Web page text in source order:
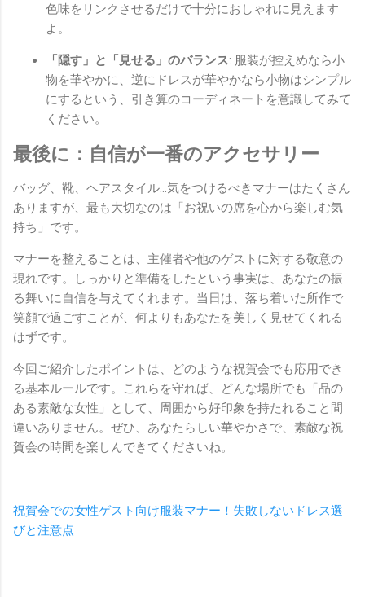
色味をリンクさせるだけで十分におしゃれに見えます
よ。
「隠す」と「見せる」のバランス: 服装が控えめなら小
物を華やかに、逆にドレスが華やかなら小物はシンプル
にするという、引き算のコーディネートを意識してみて
ください。
最後に：自信が一番のアクセサリー
バッグ、靴、ヘアスタイル…気をつけるべきマナーはたくさん
ありますが、最も大切なのは「お祝いの席を心から楽しむ気
持ち」です。
マナーを整えることは、主催者や他のゲストに対する敬意の
現れです。しっかりと準備をしたという事実は、あなたの振
る舞いに自信を与えてくれます。当日は、落ち着いた所作で
笑顔で過ごすことが、何よりもあなたを美しく見せてくれる
はずです。
今回ご紹介したポイントは、どのような祝賀会でも応用でき
る基本ルールです。これらを守れば、どんな場所でも「品の
ある素敵な女性」として、周囲から好印象を持たれること間
違いありません。ぜひ、あなたらしい華やかさで、素敵な祝
賀会の時間を楽しんできてくださいね。
祝賀会での女性ゲスト向け服装マナー！失敗しないドレス選
びと注意点